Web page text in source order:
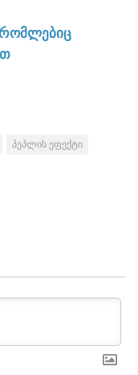
რომლებიც
პეპლის ეფექტი